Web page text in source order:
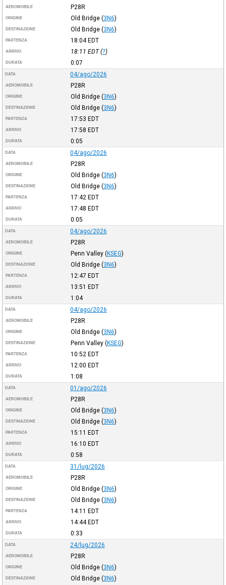
AEROMOBILE P28R
ORIGINE Old Bridge (3N6)
DESTINAZIONE Old Bridge (3N6)
PARTENZA 18:04EDT
ARRIVO 18:11 EDT(?)
DURATA 0:07
DATA 04/ago/2026
AEROMOBILE P28R
ORIGINE Old Bridge (3N6)
DESTINAZIONE Old Bridge (3N6)
PARTENZA 17:53 EDT
ARRIVO 17:58 EDT
DURATA 0:05
DATA 04/ago/2026
AEROMOBILE P28R
ORIGINE Old Bridge (3N6)
DESTINAZIONE Old Bridge (3N6)
PARTENZA 17:42 EDT
ARRIVO 17:48 EDT
DURATA 0:05
DATA 04/ago/2026
AEROMOBILE P28R
ORIGINE Penn Valley (KSEG)
DESTINAZIONE Old Bridge (3N6)
PARTENZA 12:47 EDT
ARRIVO 13:51 EDT
DURATA 1:04
DATA 04/ago/2026
AEROMOBILE P28R
ORIGINE Old Bridge (3N6)
DESTINAZIONE Penn Valley (KSEG)
PARTENZA 10:52 EDT
ARRIVO 12:00 EDT
DURATA 1:08
DATA 01/ago/2026
AEROMOBILE P28R
ORIGINE Old Bridge (3N6)
DESTINAZIONE Old Bridge (3N6)
PARTENZA 15:11 EDT
ARRIVO 16:10 EDT
DURATA 0:58
DATA 31/lug/2026
AEROMOBILE P28R
ORIGINE Old Bridge (3N6)
DESTINAZIONE Old Bridge (3N6)
PARTENZA 14:11 EDT
ARRIVO 14:44EDT
DURATA 0:33
DATA 24/lug/2026
AEROMOBILE P28R
ORIGINE Old Bridge (3N6)
DESTINAZIONE Old Bridge (3N6)